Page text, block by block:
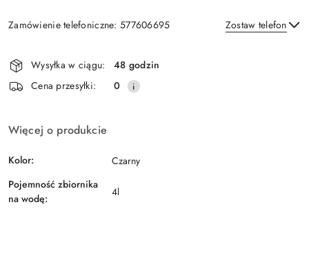
Zamówienie telefoniczne: 577606695 Zostaw telefon
Wyślij
i
dostawa
Wysyłka w ciągu:
48 godzin
Cena przesyłki:
0
Więcej o produkcie
Kolor:
Czarny
Pojemność zbiornika
na wodę:
4l